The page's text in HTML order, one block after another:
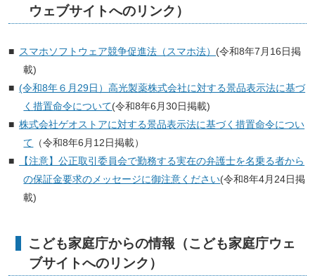
ウェブサイトへのリンク）
スマホソフトウェア競争促進法（スマホ法） (令和8年7月16日掲
載)
(令和8年６月29日）高光製薬株式会社に対する景品表示法に基づ
く措置命令について(令和8年6月30日掲載)
株式会社ゲオストアに対する景品表示法に基づく措置命令につい
て （令和8年6月12日掲載）
【注意】公正取引委員会で勤務する実在の弁護士を名乗る者から
の保証金要求のメッセージに御注意ください(令和8年4月24日掲
載)
こども家庭庁からの情報（こども家庭庁ウェ
ブサイトへのリンク）